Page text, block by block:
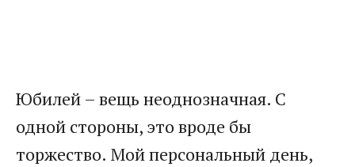
Юбилей – вещь неоднозначная. С
одной стороны, это вроде бы
торжество. Мой персональный день,